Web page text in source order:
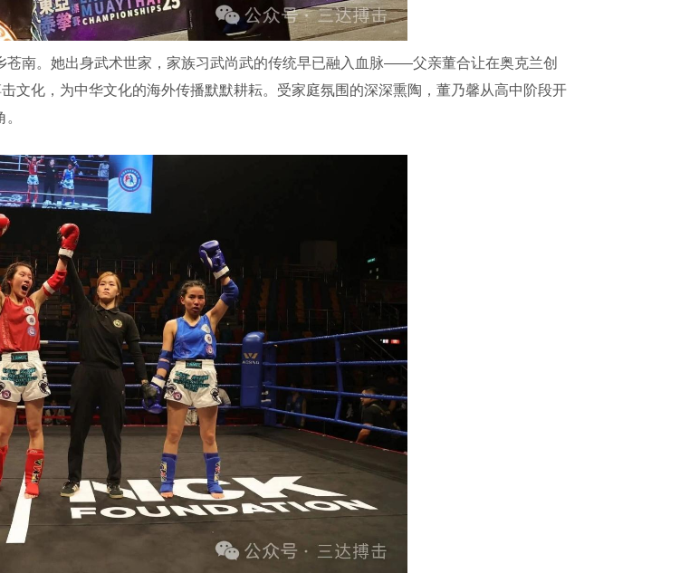
南。她出身武术世家，家族习武尚武的传统早已融入血脉——父亲董合让在奥克兰创
文化，为中华文化的海外传播默默耕耘。受家庭氛围的深深熏陶，董乃馨从高中阶段开